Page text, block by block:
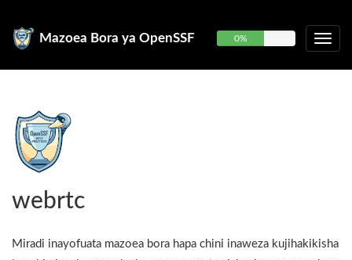
Mazoea Bora ya OpenSSF 0%
webrtc
Miradi inayofuata mazoea bora hapa chini inaweza kujihakikisha